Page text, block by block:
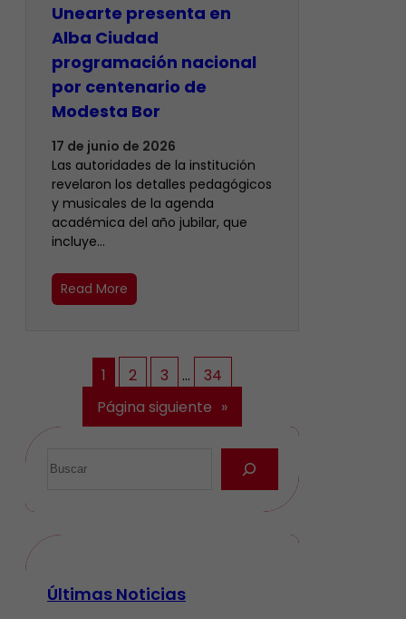
​Unearte presenta en
Alba Ciudad
programación nacional
por centenario de
Modesta Bor
17 de junio de 2026
Las autoridades de la institución
revelaron los detalles pedagógicos
y musicales de la agenda
académica del año jubilar, que
incluye…
Read More
1 2 3 …
34
Página siguiente »
Últimas Noticias